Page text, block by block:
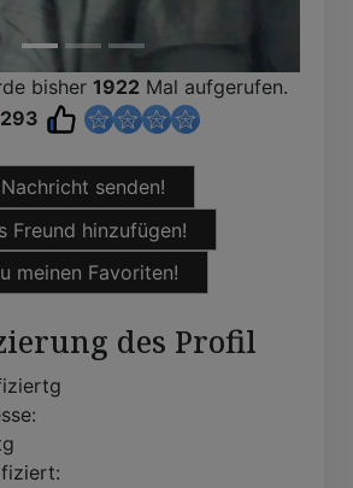
bisher 1922Mal aufgerufen.
293
Nachricht senden!
Freund hinzufügen!
meinen Favoriten!
des Profil